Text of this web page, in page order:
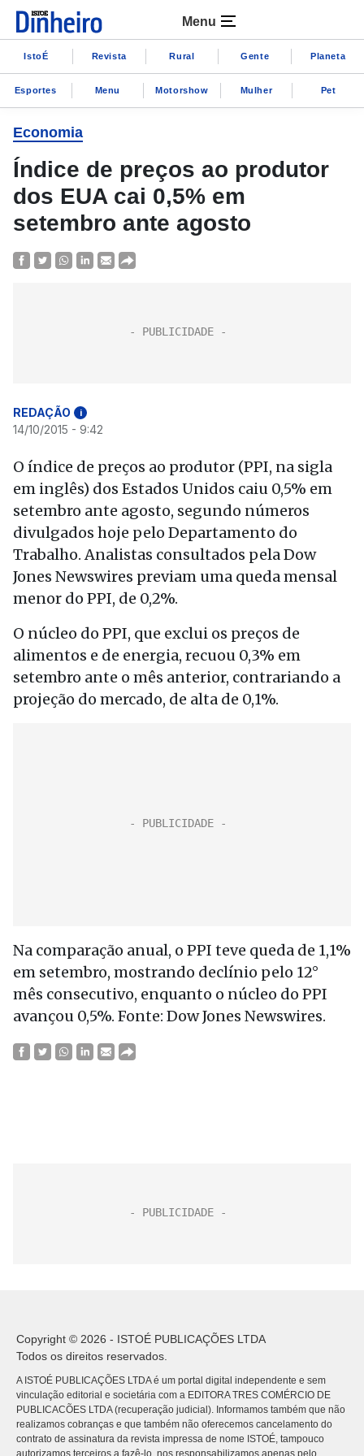
Menu
IstoÉ Revista Rural Gente Planeta
Esportes Menu Motorshow Mulher Pet
Economia
Índice de preços ao produtor
dos EUA cai 0,5% em
setembro ante agosto
REDAÇÃO i
14/10/2015 - 9:42
O índice de preços ao produtor (PPI, na sigla
em inglês) dos Estados Unidos caiu 0,5% em
setembro ante agosto, segundo números
divulgados hoje pelo Departamento do
Trabalho. Analistas consultados pela Dow
Jones Newswires previam uma queda mensal
menor do PPI, de 0,2%.
O núcleo do PPI, que exclui os preços de
alimentos e de energia, recuou 0,3% em
setembro ante o mês anterior, contrariando a
projeção do mercado, de alta de 0,1%.
Na comparação anual, o PPI teve queda de 1,1%
em setembro, mostrando declínio pelo 12°
mês consecutivo, enquanto o núcleo do PPI
avançou 0,5%. Fonte: Dow Jones Newswires.
Copyright © 2026 - ISTOÉ PUBLICAÇÕES LTDA
Todos os direitos reservados.
A ISTOÉ PUBLICAÇÕES LTDA é um portal digital independente e sem
vinculação editorial e societária com a EDITORA TRES COMÉRCIO DE
PUBLICACÕES LTDA (recuperação judicial). Informamos também que não
realizamos cobranças e que também não oferecemos cancelamento do
contrato de assinatura da revista impressa de nome ISTOÉ, tampouco
autorizamos terceiros a fazê-lo, nos responsabilizamos apenas pelo